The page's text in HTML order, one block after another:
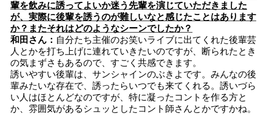
輩を飲みに誘ってよいか迷う先輩を演じていただきました
が、実際に後輩を誘うのが難しいなと感じたことはあります
か？またそれはどのようなシーンでしたか？
和田さん： 自分たち主催のお笑いライブに出てくれた後輩芸
人とかを打ち上げに連れていきたいのですが、断られたとき
の気まずさもあるので、すごく共感できます。
誘いやすい後輩は、サンシャインのぶきよです。みんなの後
輩みたいな存在で、誘ったらいつでも来てくれる。誘いづら
い人はほとんどなのですが、特に凝ったコントを作る方と
か、雰囲気があるシュッとしたコント師さんとかですかね。